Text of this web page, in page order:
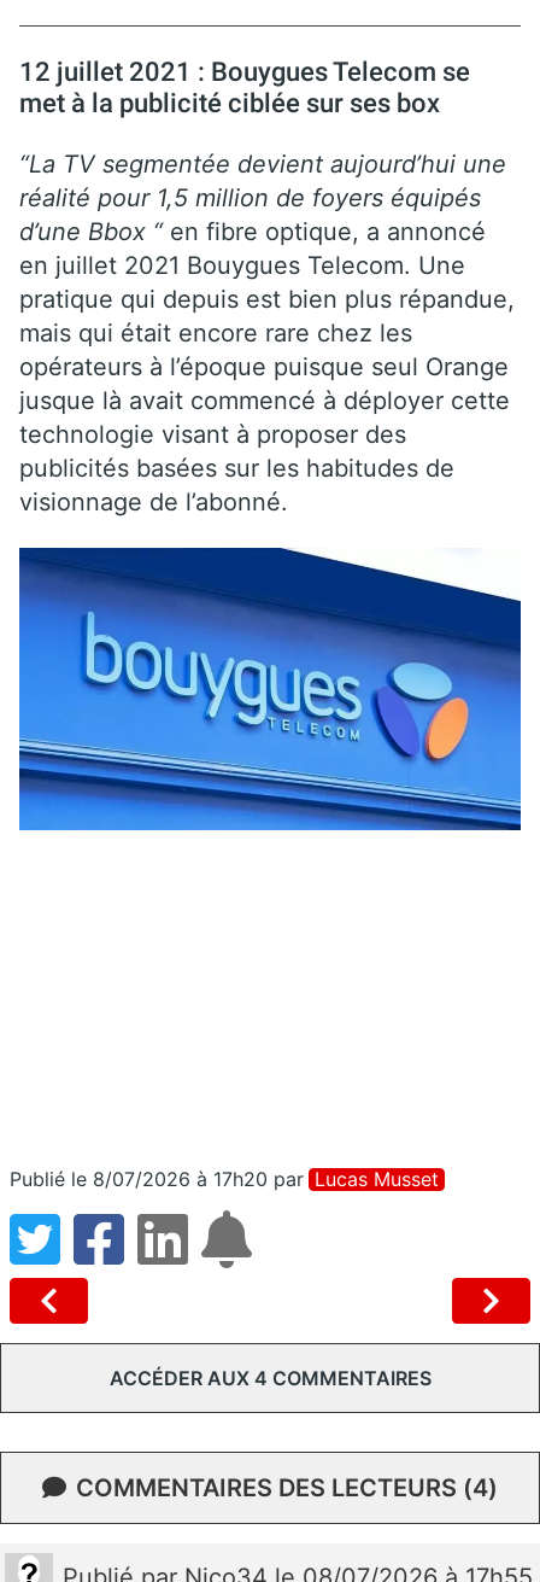
12 juillet 2021 : Bouygues Telecom se
met à la publicité ciblée sur ses box
“La TV segmentée devient aujourd’hui une
réalité pour 1,5 million de foyers équipés
d’une Bbox “en fibre optique, a annoncé
en juillet 2021 Bouygues Telecom. Une
pratique qui depuis est bien plus répandue,
mais qui était encore rare chez les
opérateurs à l’époque puisque seul Orange
jusque là avait commencé à déployer cette
technologie visant à proposer des
publicités basées sur les habitudes de
visionnage de l’abonné.
Publié le 8/07/2026 à 17h20 par Lucas Musset
ACCÉDER AUX 4 COMMENTAIRES
COMMENTAIRES DES LECTEURS (4)